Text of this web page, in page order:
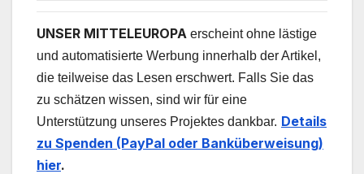
UNSER MITTELEUROPA erscheint ohne lästige
und automatisierte Werbung innerhalb der Artikel,
die teilweise das Lesen erschwert. Falls Sie das
zu schätzen wissen, sind wir für eine
Unterstützung unseres Projektes dankbar. Details
zu Spenden (PayPal oder Banküberweisung)
hier.